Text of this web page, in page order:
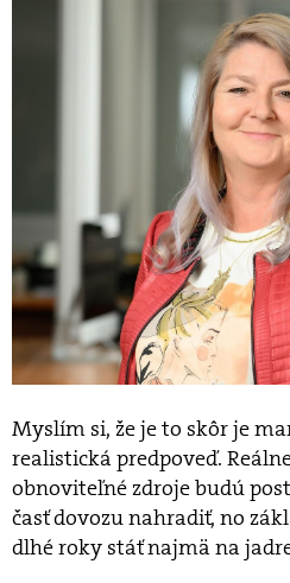
Myslím si, že je to skôr je
realistická predpoveď.
obnoviteľné zdroje budú
časť dovozu nahradiť, no
dlhé roky stáť najmä na